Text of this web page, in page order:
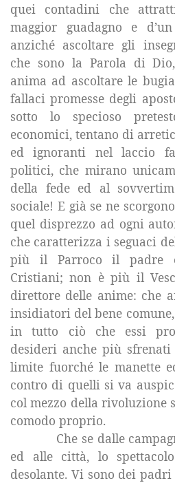
quei contadini che
maggior guadagno e
anziché ascoltare gli
che sono la Parola di
anima ad ascoltare le
fallaci promesse degli
sotto lo specioso
economici, tentano di
ed ignoranti nel laccio
politici, che mirano
della fede ed al
sociale! E già se ne
quel disprezzo ad ogni
che caratterizza i seguaci
più il Parroco il padre
Cristiani; non è più il
direttore delle anime: che
insidiatori del bene
in tutto ciò che essi
desideri anche più
limite fuorché le manette
contro di quelli si va
col mezzo della rivoluzione
comodo proprio.
Che se dalle
ed alle città, lo
desolante. Vi sono dei